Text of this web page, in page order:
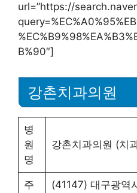
url=”https://
B%90″]
강촌치과의원
병
원
명
강촌치과의원 (치
주
(41147) 대구광역